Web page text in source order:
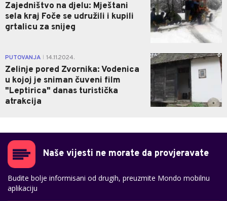
Zajedništvo na djelu: Mještani
sela kraj Foče se udružili i kupili
grtalicu za snijeg
PUTOVANJA 14.11.2024.
Zelinje pored Zvornika: Vodenica
u kojoj je sniman čuveni film
"Leptirica" danas turistička
atrakcija
0
Naše vijesti ne morate da provjeravate
Budite bolje informisani od drugih, preuzmite Mondo mobilnu
aplikaciju